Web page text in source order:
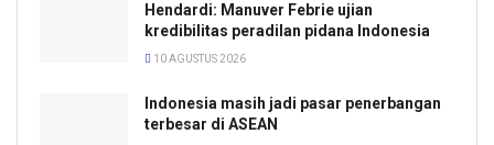
Hendardi: Manuver Febrie ujian
kredibilitas peradilan pidana Indonesia
10 AGUSTUS 2026
Indonesia masih jadi pasar penerbangan
terbesar di ASEAN